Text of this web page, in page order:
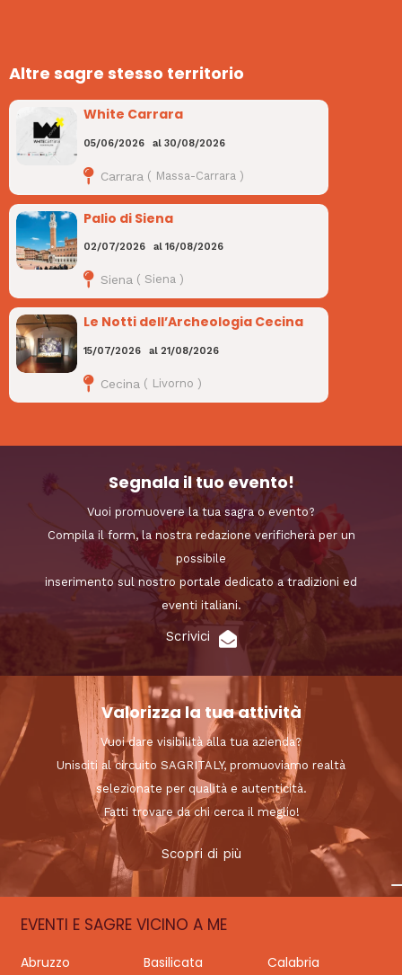
Altre sagre stesso territorio
White Carrara
05/06/2026 al30/08/2026
Carrara ( Massa-Carrara )
Palio di Siena
02/07/2026 al16/08/2026
Siena ( Siena )
Le Notti dell’Archeologia Cecina
15/07/2026 al 21/08/2026
Cecina ( Livorno )
Segnala il tuo evento!
Vuoi promuovere la tua sagra o evento?
Compila il form, la nostra redazione verificherà per un
possibile
inserimento sul nostro portale dedicato a tradizioni ed
eventi italiani.
Scrivici
Valorizza la tua attività
Vuoi dare visibilità alla tua azienda?
Unisciti al circuito SAGRITALY, promuoviamo realtà
selezionate per qualità e autenticità.
Fatti trovare da chi cerca il meglio!
Scopri di più
EVENTI E SAGRE VICINO A ME
Abruzzo Basilicata
Calabria